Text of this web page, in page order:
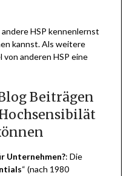
HSP kennenlernst
kannst. Als weitere
anderen HSP eine
Beiträgen
Unternehmen?: Die
“ (nach 1980